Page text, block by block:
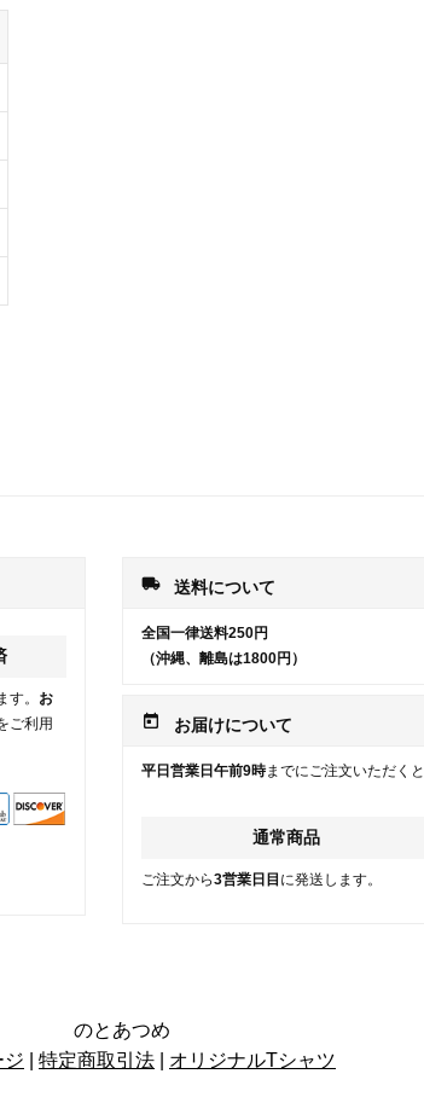
。 お
ご利用
local_shipping 送料について
全国一律送料250円
（沖縄、離島は1800円）
today お届けについて
平日営業日午前9時までにご注文いただくと
通常商品
ご注文から3営業日目 に発送します。
のとあつめ
ジ
特定商取引法 オリジナルTシャツ